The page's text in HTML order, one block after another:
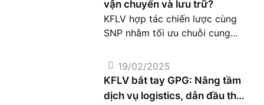
triển và tìm kiếm cơ hội hợp
tác chiến lược trong lĩnh vực
logistics. Sự kiện đánh dấu một
vận chuyển và lưu trữ?
KFLV hợp tác chiến lược cùng
SNP nhằm tối ưu chuỗi cung
vụ logistics và mang đến giải
pháp vận chuyển, lưu trữ hiệu
quả.
19/02/2025
KFLV bắt tay GPG: Nâng tầm
dịch vụ logistics, dẫn đầu thị